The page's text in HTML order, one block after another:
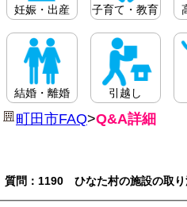
妊娠・出産 子育て・教育
結婚・離婚 引越し
町田市FAQ>Q&A詳細
質問：1190 ひなた村の施設の取り